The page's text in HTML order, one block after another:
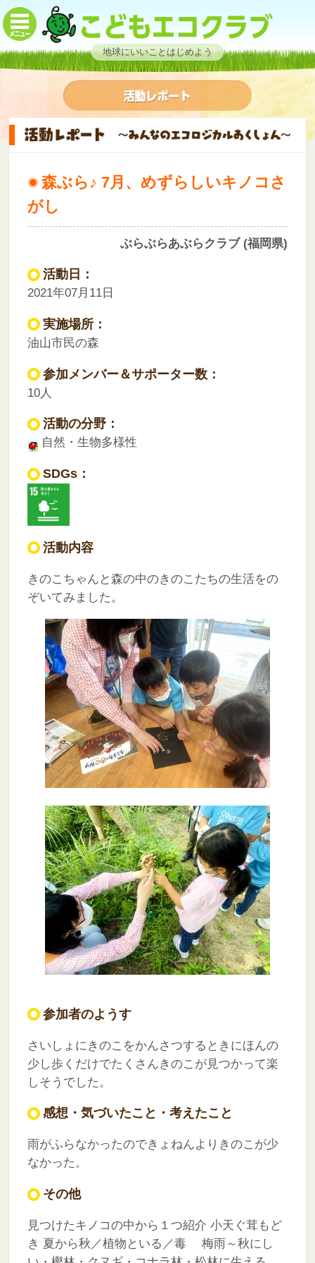
地球にいいことはじめよう
森ぶら♪ 7月、めずらしいキノコさ
がし
ぶらぶらあぶらクラブ (福岡県)
活動日：
2021年07月11日
実施場所：
油山市民の森
参加メンバー＆サポーター数：
10人
活動の分野：
自然・生物多様性
SDGs：
活動内容
きのこちゃんと森の中のきのこたちの生活をの
ぞいてみました。
参加者のようす
さいしょにきのこをかんさつするときにほんの
少し歩くだけでたくさんきのこが見つかって楽
しそうでした。
感想・気づいたこと・考えたこと
雨がふらなかったのできょねんよりきのこが少
なかった。
その他
見つけたキノコの中から１つ紹介 小天ぐ茸もど
き 夏から秋／植物といる／毒梅雨～秋にし